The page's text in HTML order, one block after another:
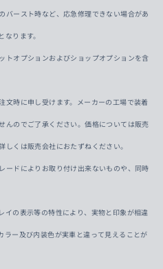
バースト時など、応急修理できない場合があ
なります。
トオプションおよびショップオプションを含
文時に申し受けます。メーカーの工場で装着
んのでご了承ください。価格については販売
しくは販売会社におたずねください。
ードによりお取り付け出来ないものや、同時
イの表示等の特性により、実物と印象が相違
ラー及び内装色が実車と違って見えることが